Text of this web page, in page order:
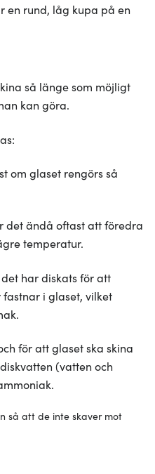
en rund, låg kupa på en
så länge som möjligt
kan göra.
om glaset rengörs så
det ändå oftast att föredra
temperatur.
har diskats för att
i glaset, vilket
för att glaset ska skina
(vatten och
så att de inte skaver mot